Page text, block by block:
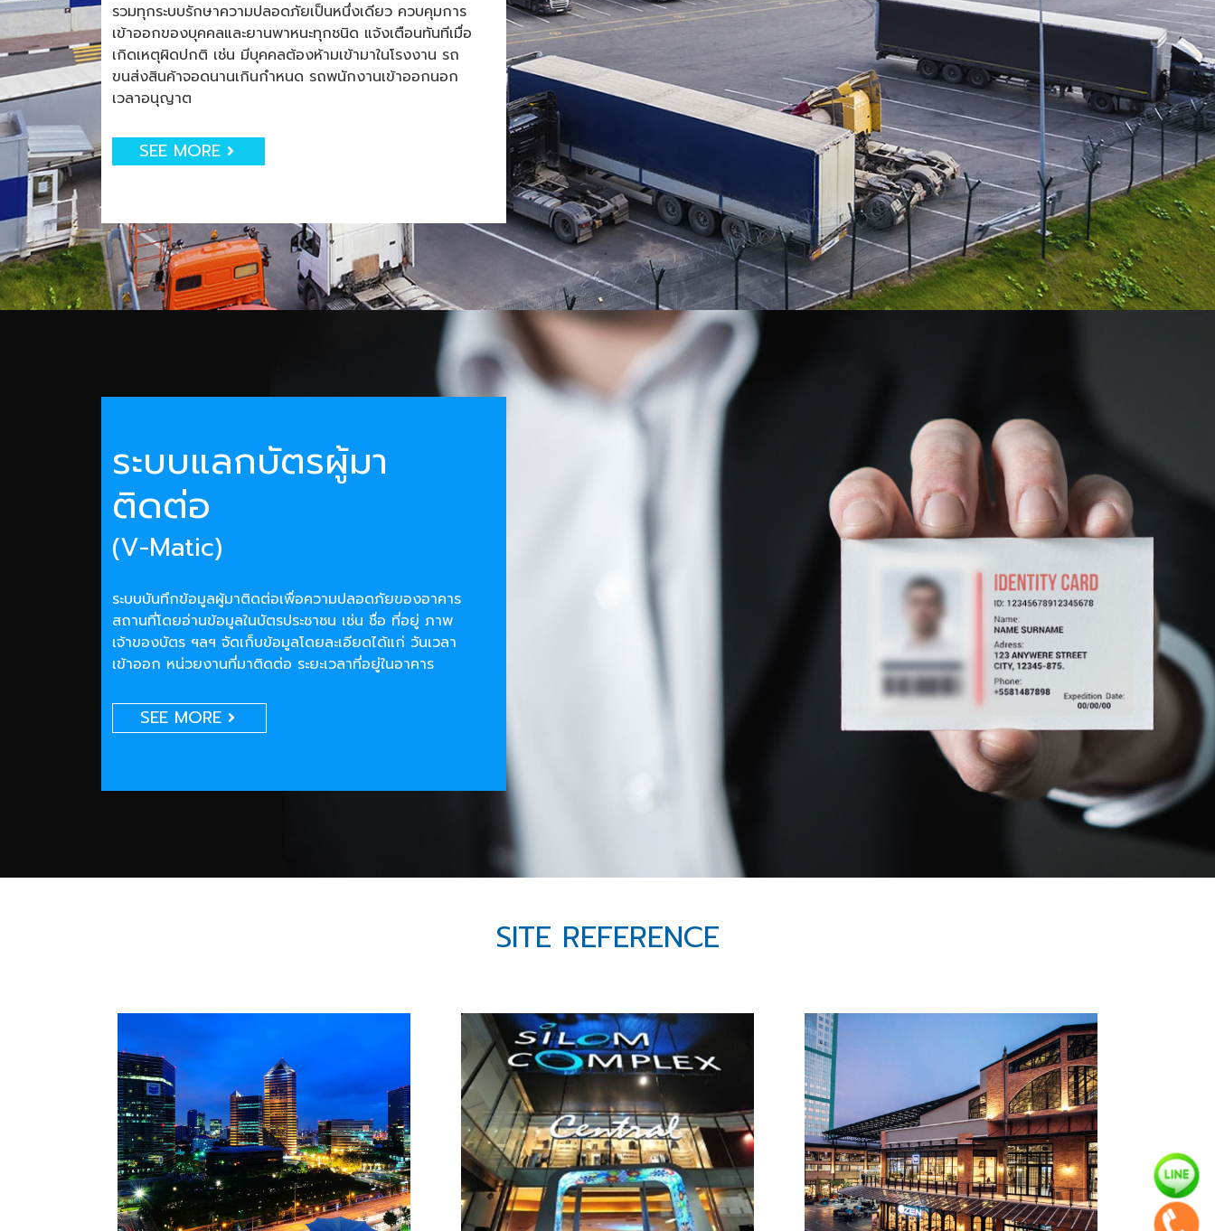
รวมทุกระบบรักษาความปลอดภัยเป็นหนึ่งเดียว ควบคุมการ
เข้าออกของบุคคลและยานพาหนะทุกชนิด แจ้งเตือนทันทีเมื่อ
เกิดเหตุผิดปกติ เช่น มีบุคคลต้องห้ามเข้ามาในโรงงาน รถ
ขนส่งสินค้าจอดนานเกินกำหนด รถพนักงานเข้าออกนอก
เวลาอนุญาต
SEE MORE
ระบบแลกบัตรผู้มา
ติดต่อ
(V-Matic)
ระบบบันทึกข้อมูลผู้มาติดต่อเพื่อความปลอดภัยของอาคาร
สถานที่โดยอ่านข้อมูลในบัตรประชาชน เช่น ชื่อ ที่อยู่ ภาพ
เจ้าของบัตร ฯลฯ จัดเก็บข้อมูลโดยละเอียดได้แก่ วันเวลา
เข้าออก หน่วยงานที่มาติดต่อ ระยะเวลาที่อยู่ในอาคาร
SEE MORE
SITE REFERENCE